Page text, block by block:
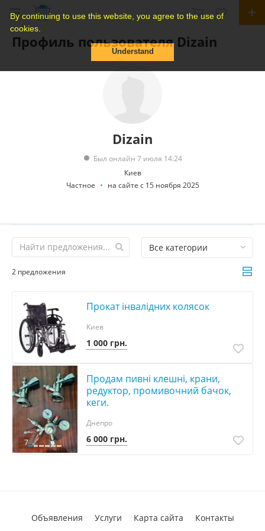
By continuing to use this website, you agree to the use of
cookies.
Understand
Профиль пользователя Dizain
Все категории
2 предложения
Прокат інвалідних колясок
1 000 грн.
Киев
7
Продам пивні клешні, крани,
редуктор, промивочний бачок,
кеги.
6 000 грн.
Днепро
Dizain
Был онлайн 7 июля 14:24
Киев
Частное
на сайте с 15 ноября 2025
Объявления Услуги Карта сайта Контакты